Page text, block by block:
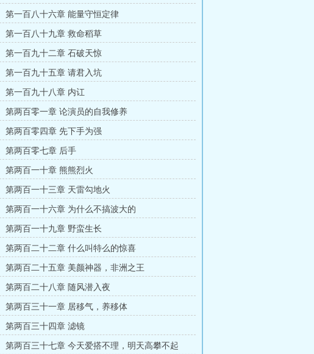
第一百八十六章 能量守恒定律
第一百八十九章 救命稻草
第一百九十二章 石破天惊
第一百九十五章 请君入坑
第一百九十八章 内讧
第两百零一章 论演员的自我修养
第两百零四章 先下手为强
第两百零七章 后手
第两百一十章 熊熊烈火
第两百一十三章 天雷勾地火
第两百一十六章 为什么不搞波大的
第两百一十九章 野蛮生长
第两百二十二章 什么叫特么的惊喜
第两百二十五章 美颜神器，非洲之王
第两百二十八章 随风潜入夜
第两百三十一章 居移气，养移体
第两百三十四章 滤镜
第两百三十七章 今天爱搭不理，明天高攀不起